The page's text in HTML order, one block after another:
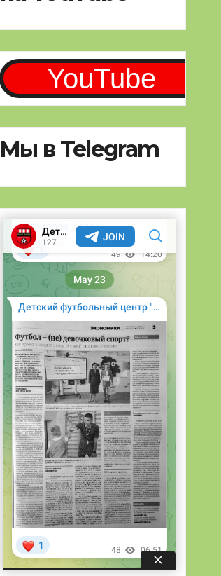
YouTube
Мы в Telegram